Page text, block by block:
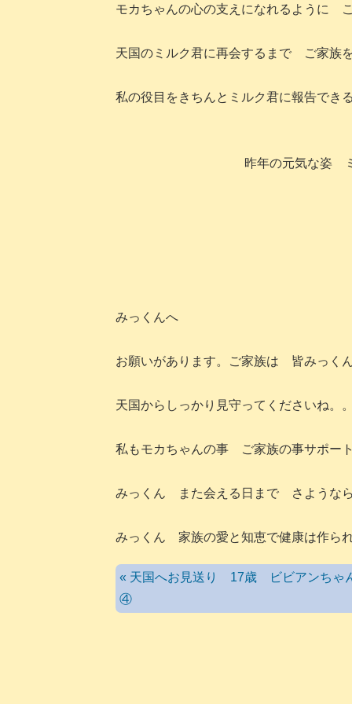
モカちゃんの心の支えになれるように
天国のミルク君に再会するまで ご家族
私の役目をきちんとミルク君に報告でき
昨年の元気な姿
みっくんへ
お願いがあります。ご家族は 皆みっく
天国からしっかり見守ってくださいね。
私もモカちゃんの事 ご家族の事サポー
みっくん また会える日まで さような
みっくん 家族の愛と知恵で健康は作ら
« 天国へお見送り 17歳 ビビアンちゃ
④